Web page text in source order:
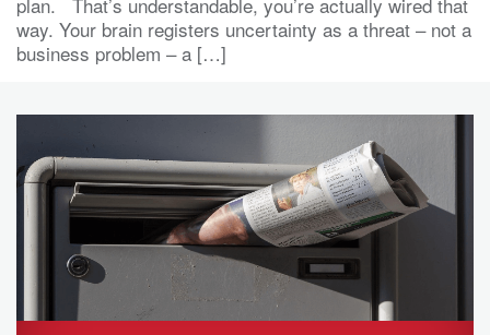
way. Your brain registers uncertainty as a threat – not a
business problem – a […]